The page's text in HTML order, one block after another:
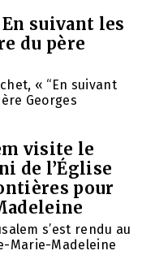
suivant les
du père
« “En suivant
Georges
visite le
de l’Église
pour
s’est rendu au
Marie-Madeleine